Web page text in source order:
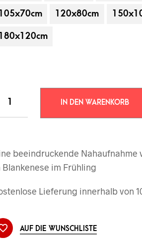
gehören nicht zum
120x80cm
IN DEN WARENKORB
beeindruckende Nahaufnahme
Blankenese im Frühling
Lieferung innerhalb von
AUF DIE WUNSCHLISTE